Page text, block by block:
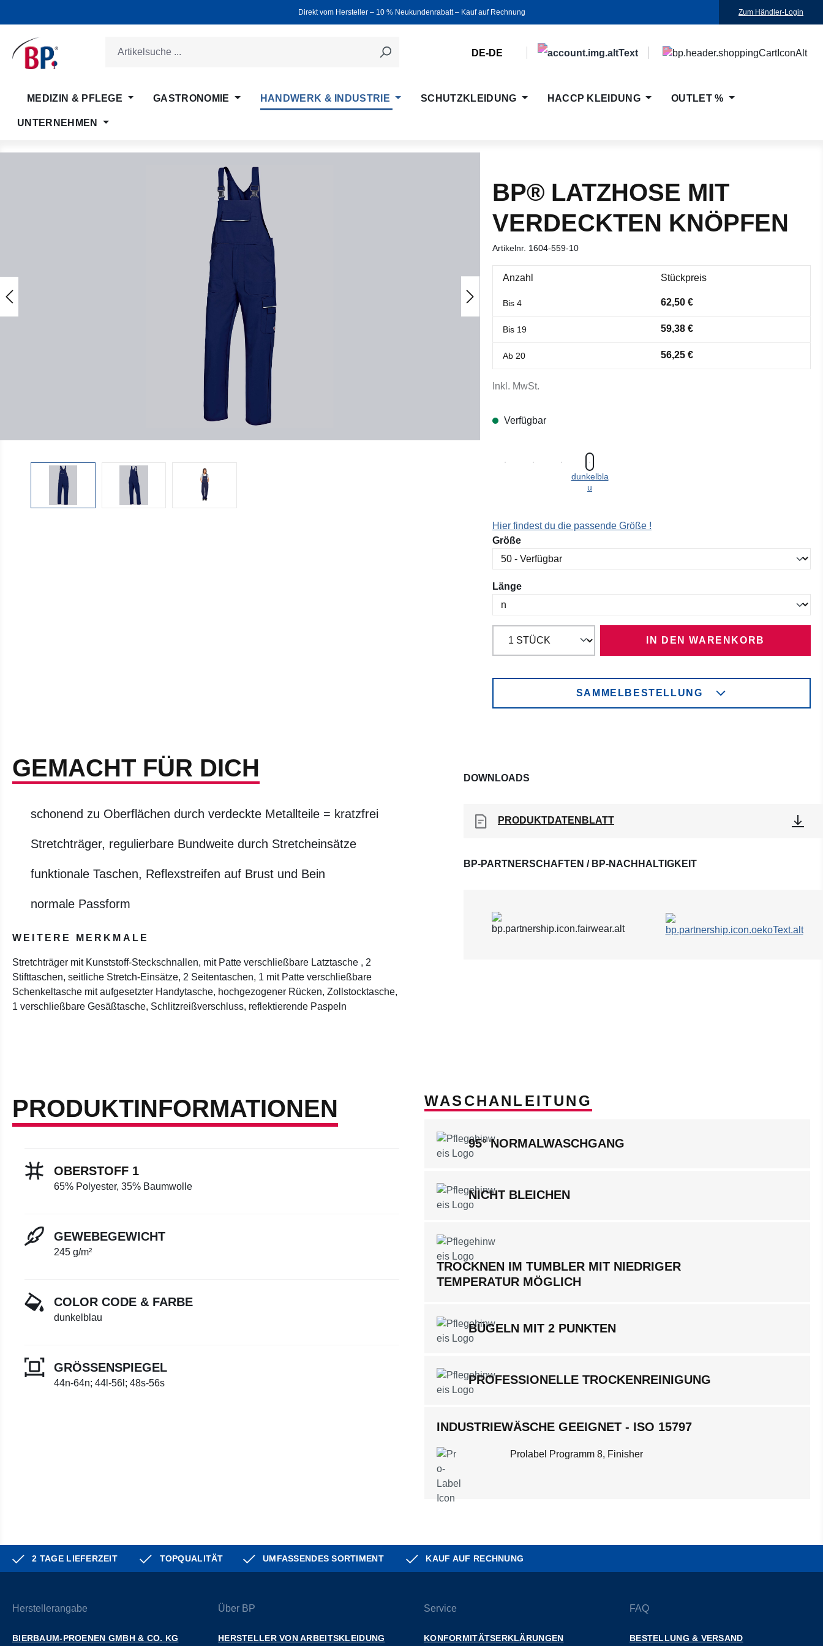
Direkt vom Hersteller ‒ 10 % Neukundenrabatt ‒ Kauf auf Rechnung Zum Händler-Login
DE-DE
MEDIZIN & PFLEGE GASTRONOMIE HANDWERK & INDUSTRIE SCHUTZKLEIDUNG HACCP KLEIDUNG OUTLET %
UNTERNEHMEN
BP® LATZHOSE MIT
VERDECKTEN KNÖPFEN
Artikelnr. 1604-559-10
Anzahl Stückpreis
Bis 4 62,50 €
Bis 19 59,38 €
Ab 20 56,25 €
Inkl. MwSt.
Verfügbar
dunkelbla
u
Hier findest du die passende Größe !
Größeauswählen
Längeauswählen
IN DEN WARENKORB
SAMMELBESTELLUNG
GEMACHT FÜR DICH
schonend zu Oberflächen durch verdeckte Metallteile = kratzfrei
Stretchträger, regulierbare Bundweite durch Stretcheinsätze
funktionale Taschen, Reflexstreifen auf Brust und Bein
normale Passform
WEITERE MERKMALE
Stretchträger mit Kunststoff-Steckschnallen, mit Patte verschließbare Latztasche , 2
Stifttaschen, seitliche Stretch-Einsätze, 2 Seitentaschen, 1 mit Patte verschließbare
Schenkeltasche mit aufgesetzter Handytasche, hochgezogener Rücken, Zollstocktasche,
1 verschließbare Gesäßtasche, Schlitzreißverschluss, reflektierende Paspeln
DOWNLOADS
PRODUKTDATENBLATT
BP-PARTNERSCHAFTEN / BP-NACHHALTIGKEIT
PRODUKTINFORMATIONEN
OBERSTOFF 1
65% Polyester, 35% Baumwolle
GEWEBEGEWICHT
245 g/m²
COLOR CODE & FARBE
dunkelblau
GRÖSSENSPIEGEL
44n-64n; 44l-56l; 48s-56s
WASCHANLEITUNG
95° NORMALWASCHGANG
NICHT BLEICHEN
TROCKNEN IM TUMBLER MIT NIEDRIGER
TEMPERATUR MÖGLICH
BÜGELN MIT 2 PUNKTEN
PROFESSIONELLE TROCKENREINIGUNG
INDUSTRIEWÄSCHE GEEIGNET - ISO 15797
Prolabel Programm 8, Finisher
2 TAGE LIEFERZEIT TOPQUALITÄT UMFASSENDES SORTIMENT KAUF AUF RECHNUNG
Herstellerangabe
BIERBAUM-PROENEN GMBH & CO. KG
Über BP
HERSTELLER VON ARBEITSKLEIDUNG
Service
KONFORMITÄTSERKLÄRUNGEN
FAQ
BESTELLUNG & VERSAND